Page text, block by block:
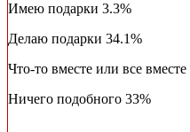
Имею подарки 3.3%
Делаю подарки 34.1%
Что-то вместе или все вместе
Ничего подобного 33%